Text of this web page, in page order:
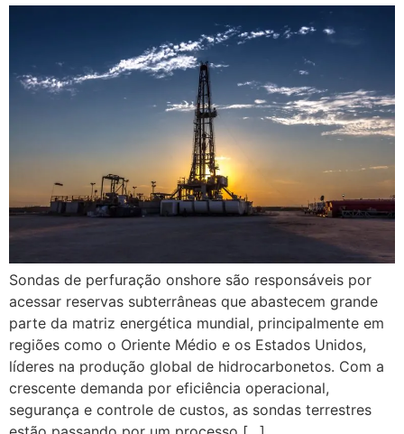
Sondas de perfuração onshore são responsáveis por
acessar reservas subterrâneas que abastecem grande
parte da matriz energética mundial, principalmente em
regiões como o Oriente Médio e os Estados Unidos,
líderes na produção global de hidrocarbonetos. Com a
crescente demanda por eficiência operacional,
segurança e controle de custos, as sondas terrestres